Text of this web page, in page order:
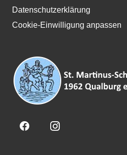
Datenschutzerklärung
Cookie-Einwilligung anpassen